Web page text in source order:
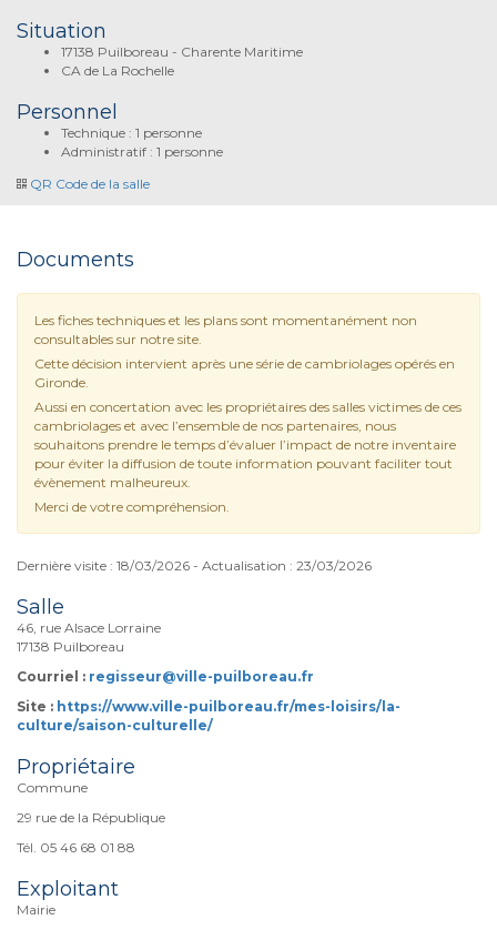
Situation
17138 Puilboreau - Charente Maritime
CA de La Rochelle
Personnel
Technique : 1 personne
Administratif : 1 personne
QR Code de la salle
Documents
Les fiches techniques et les plans sont momentanément non
consultables sur notre site.
Cette décision intervient après une série de cambriolages opérés en
Gironde.
Aussi en concertation avec les propriétaires des salles victimes de ces
cambriolages et avec l’ensemble de nos partenaires, nous
souhaitons prendre le temps d’évaluer l’impact de notre inventaire
pour éviter la diffusion de toute information pouvant faciliter tout
évènement malheureux.
Merci de votre compréhension.
Dernière visite : 18/03/2026 - Actualisation : 23/03/2026
Salle
46, rue Alsace Lorraine
17138 Puilboreau
Courriel : regisseur@ville-puilboreau.fr
Site : https://www.ville-puilboreau.fr/mes-loisirs/la-
culture/saison-culturelle/
Propriétaire
Commune
29 rue de la République
Tél. 05 46 68 01 88
Exploitant
Mairie